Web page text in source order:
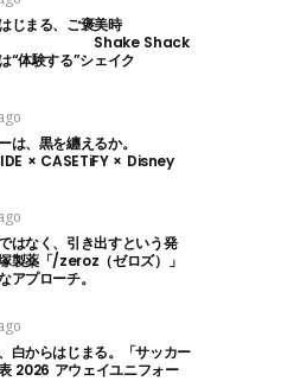
じまる、ご褒美時
Shake Shack
“体験する”シェイク
は、黒を纏えるか。
× CASETiFY × Disney
はなく、引き出すという発
製薬「/zeroz（ゼロズ）」
アプローチ。
白からはじまる。「サッカー
2026 アウェイユニフォー